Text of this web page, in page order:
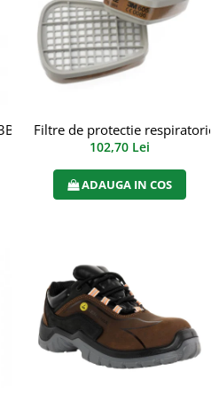
Semnalizare rutiera
Filtre de protectie
102,70 Lei
ADAUGA IN COS